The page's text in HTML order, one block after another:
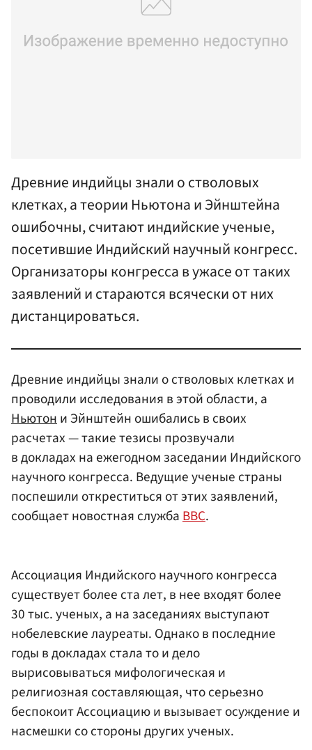
Древние индийцы знали о стволовых
клетках, а теории Ньютона и Эйнштейна
ошибочны, считают индийские ученые,
посетившие Индийский научный конгресс.
Организаторы конгресса в ужасе от таких
заявлений и стараются всячески от них
дистанцироваться.
Древние индийцы знали о стволовых клетках и
проводили исследования в этой области, а
Ньютон и Эйнштейн ошибались в своих
расчетах — такие тезисы прозвучали
в докладах на ежегодном заседании Индийского
научного конгресса. Ведущие ученые страны
поспешили откреститься от этих заявлений,
сообщает новостная служба BBC.
Ассоциация Индийского научного конгресса
существует более ста лет, в нее входят более
30 тыс. ученых, а на заседаниях выступают
нобелевские лауреаты. Однако в последние
годы в докладах стала то и дело
вырисовываться мифологическая и
религиозная составляющая, что серьезно
беспокоит Ассоциацию и вызывает осуждение и
насмешки со стороны других ученых.